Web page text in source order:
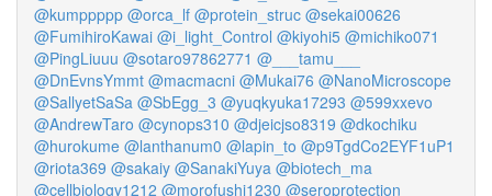
@kumppppp @orca_lf @protein_struc @sekai00626
@FumihiroKawai @i_light_Control @kiyohi5 @michiko071
@PingLiuuu @sotaro97862771 @___tamu___
@DnEvnsYmmt @macmacni @Mukai76 @NanoMicroscope
@SallyetSaSa @SbEgg_3 @yuqkyuka17293 @599xxevo
@AndrewTaro @cynops310 @djeicjso8319 @dkochiku
@hurokume @lanthanum0 @lapin_to @p9TgdCo2EYF1uP1
@riota369 @sakaiy @SanakiYuya @biotech_ma
@cellbiology1212 @morofushi1230 @seroprotection